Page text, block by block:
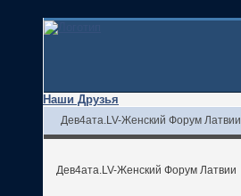
Наши Друзья
Дев4ата.LV-Женский Форум Латвии
Дев4ата.LV-Женский Форум Латвии